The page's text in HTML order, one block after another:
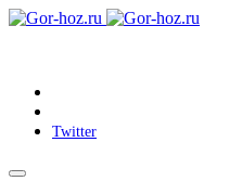
Twitter